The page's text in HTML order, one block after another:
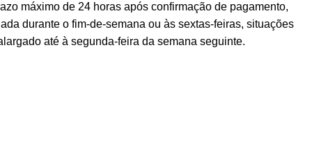
máximo de 24 horas após confirmação de pagamento,
durante o fim-de-semana ou às sextas-feiras, situações
até à segunda-feira da semana seguinte.